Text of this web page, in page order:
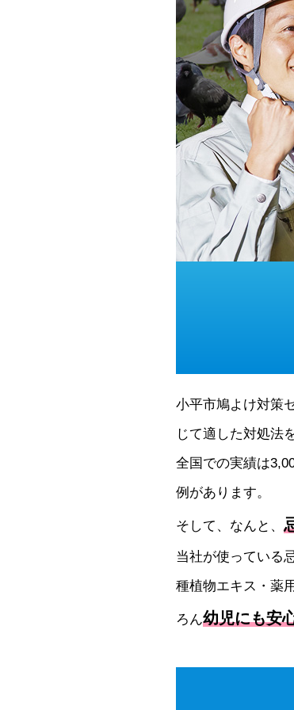
小平市鳩よけ対策
じて適した対処法
全国での実績は
例があります。
そして、なんと、
当社が使っている
種植物エキス・薬
ろん幼児にも安